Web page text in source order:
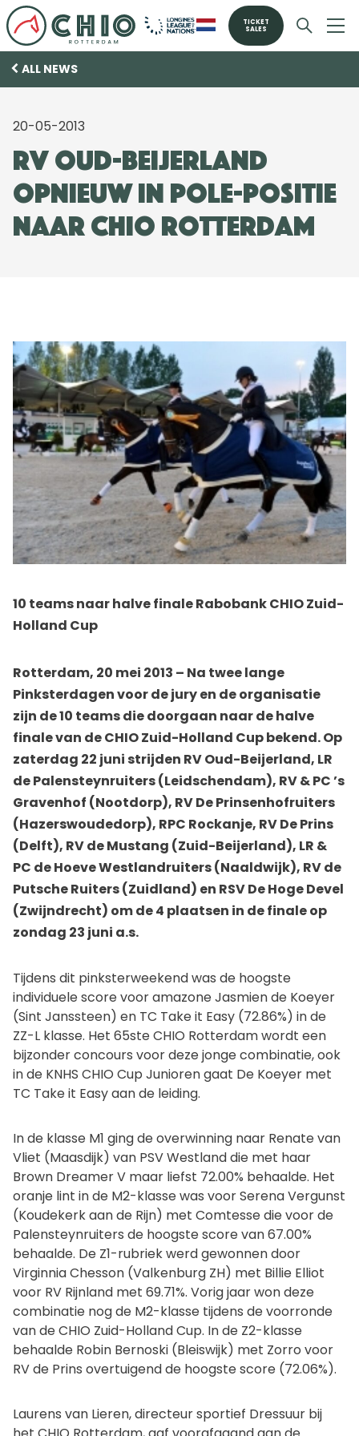
TICKET
SALES
ALL NEWS
20-05-2013
RV Oud-Beijerland
opnieuw in pole-positie
naar CHIO Rotterdam
10 teams naar halve finale Rabobank CHIO Zuid-
Holland Cup
Rotterdam, 20 mei 2013 – Na twee lange
Pinksterdagen voor de jury en de organisatie
zijn de 10 teams die doorgaan naar de halve
finale van de CHIO Zuid-Holland Cup bekend. Op
zaterdag 22 juni strijden RV Oud-Beijerland, LR
de Palensteynruiters (Leidschendam), RV & PC ’s
Gravenhof (Nootdorp), RV De Prinsenhofruiters
(Hazerswoudedorp), RPC Rockanje, RV De Prins
(Delft), RV de Mustang (Zuid-Beijerland), LR &
PC de Hoeve Westlandruiters (Naaldwijk), RV de
Putsche Ruiters (Zuidland) en RSV De Hoge Devel
(Zwijndrecht) om de 4 plaatsen in de finale op
zondag 23 juni a.s.
Tijdens dit pinksterweekend was de hoogste
individuele score voor amazone Jasmien de Koeyer
(Sint Janssteen) en TC Take it Easy (72.86%) in de
ZZ-L klasse. Het 65ste CHIO Rotterdam wordt een
bijzonder concours voor deze jonge combinatie, ook
in de KNHS CHIO Cup Junioren gaat De Koeyer met
TC Take it Easy aan de leiding.
In de klasse M1 ging de overwinning naar Renate van
Vliet (Maasdijk) van PSV Westland die met haar
Brown Dreamer V maar liefst 72.00% behaalde. Het
oranje lint in de M2-klasse was voor Serena Vergunst
(Koudekerk aan de Rijn) met Comtesse die voor de
Palensteynruiters de hoogste score van 67.00%
behaalde. De Z1-rubriek werd gewonnen door
Virginnia Chesson (Valkenburg ZH) met Billie Elliot
voor RV Rijnland met 69.71%. Vorig jaar won deze
combinatie nog de M2-klasse tijdens de voorronde
van de CHIO Zuid-Holland Cup. In de Z2-klasse
behaalde Robin Bernoski (Bleiswijk) met Zorro voor
RV de Prins overtuigend de hoogste score (72.06%).
Laurens van Lieren, directeur sportief Dressuur bij